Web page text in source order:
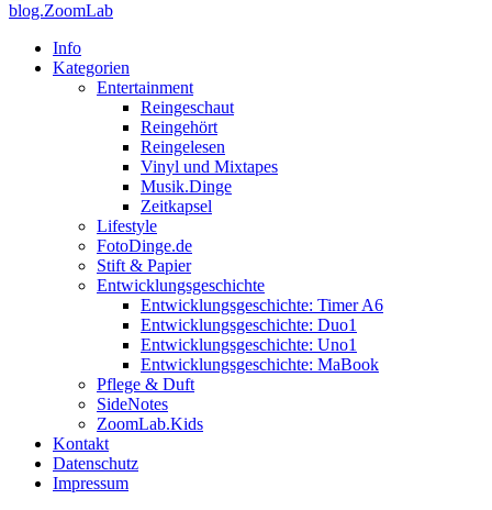
blog.ZoomLab
ZoomLab
Info
Kategorien
Entertainment
Reingeschaut
Reingehört
Reingelesen
Vinyl und Mixtapes
Musik.Dinge
Zeitkapsel
Lifestyle
FotoDinge.de
Stift & Papier
Entwicklungsgeschichte
Entwicklungsgeschichte: Timer A6
Entwicklungsgeschichte: Duo1
Entwicklungsgeschichte: Uno1
Entwicklungsgeschichte: MaBook
Pflege & Duft
SideNotes
ZoomLab.Kids
Kontakt
Datenschutz
Impressum